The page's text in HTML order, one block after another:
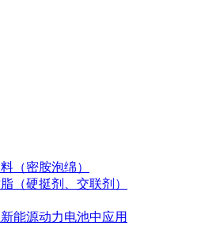
（密胺泡绵）
（硬挺剂、交联剂）
能源动力电池中应用